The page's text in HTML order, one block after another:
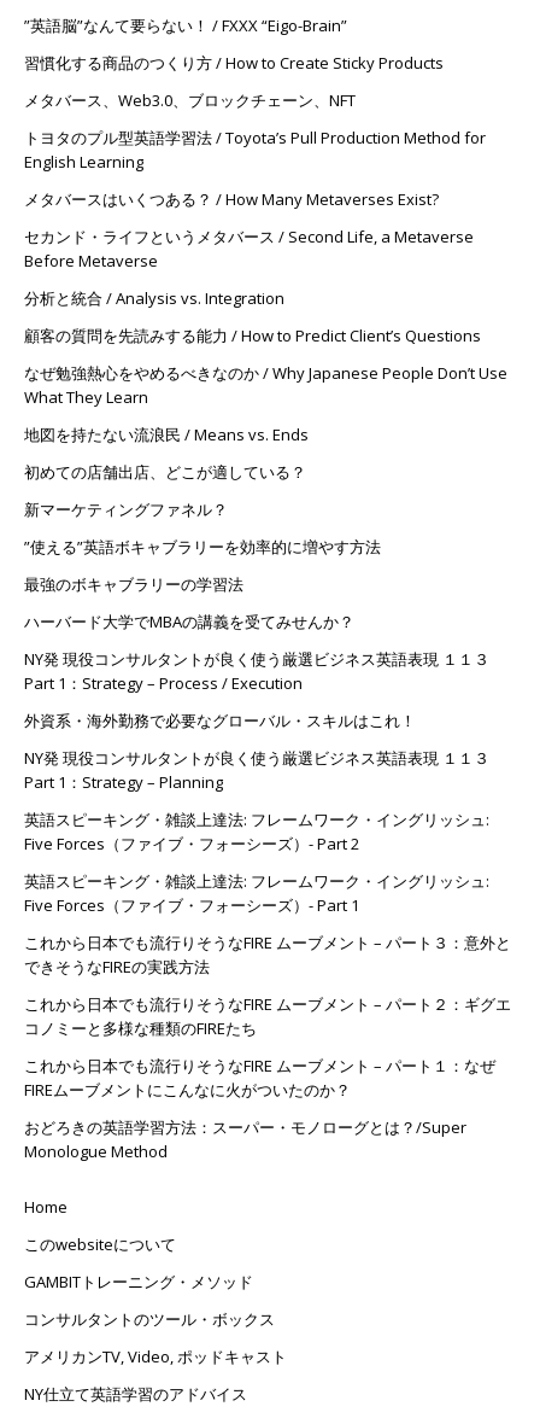
”英語脳”なんて要らない！ / FXXX “Eigo-Brain”
習慣化する商品のつくり方 / How to Create Sticky Products
メタバース、Web3.0、ブロックチェーン、NFT
トヨタのプル型英語学習法 / Toyota’s Pull Production Method for
English Learning
メタバースはいくつある？ / How Many Metaverses Exist?
セカンド・ライフというメタバース / Second Life, a Metaverse
Before Metaverse
分析と統合 / Analysis vs. Integration
顧客の質問を先読みする能力 / How to Predict Client’s Questions
なぜ勉強熱心をやめるべきなのか / Why Japanese People Don’t Use
What They Learn
地図を持たない流浪民 / Means vs. Ends
初めての店舗出店、どこが適している？
新マーケティングファネル？
”使える”英語ボキャブラリーを効率的に増やす方法
最強のボキャブラリーの学習法
ハーバード大学でMBAの講義を受てみせんか？
NY発 現役コンサルタントが良く使う厳選ビジネス英語表現 １１３
Part 1：Strategy – Process / Execution
外資系・海外勤務で必要なグローバル・スキルはこれ！
NY発 現役コンサルタントが良く使う厳選ビジネス英語表現 １１３
Part 1：Strategy – Planning
英語スピーキング・雑談上達法: フレームワーク・イングリッシュ:
Five Forces（ファイブ・フォーシーズ）- Part 2
英語スピーキング・雑談上達法: フレームワーク・イングリッシュ:
Five Forces（ファイブ・フォーシーズ）- Part 1
これから日本でも流行りそうなFIRE ムーブメント – パート３：意外と
できそうなFIREの実践方法
これから日本でも流行りそうなFIRE ムーブメント – パート２：ギグエ
コノミーと多様な種類のFIREたち
これから日本でも流行りそうなFIRE ムーブメント – パート１：なぜ
FIREムーブメントにこんなに火がついたのか？
おどろきの英語学習方法：スーパー・モノローグとは？/Super
Monologue Method
Home
このwebsiteについて
GAMBITトレーニング・メソッド
コンサルタントのツール・ボックス
アメリカンTV, Video, ポッドキャスト
NY仕立て英語学習のアドバイス